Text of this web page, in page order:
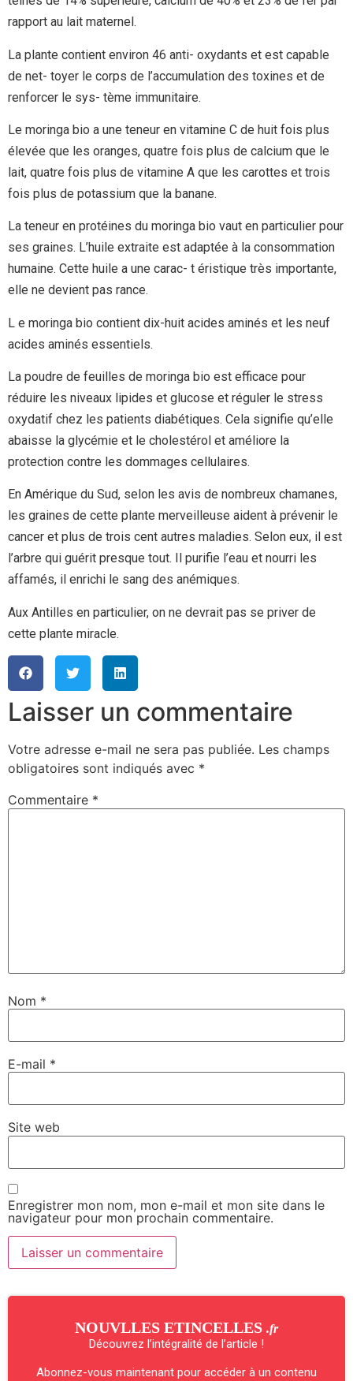
rapport au lait maternel.
La plante contient environ 46 anti- oxydants et est capable
de net- toyer le corps de l’accumulation des toxines et de
renforcer le sys- tème immunitaire.
Le moringa bio a une teneur en vitamine C de huit fois plus
élevée que les oranges, quatre fois plus de calcium que le
lait, quatre fois plus de vitamine A que les carottes et trois
fois plus de potassium que la banane.
La teneur en protéines du moringa bio vaut en particulier pour
ses graines. L’huile extraite est adaptée à la consommation
humaine. Cette huile a une carac- t éristique très importante,
elle ne devient pas rance.
L e moringa bio contient dix-huit acides aminés et les neuf
acides aminés essentiels.
La poudre de feuilles de moringa bio est efficace pour
réduire les niveaux lipides et glucose et réguler le stress
oxydatif chez les patients diabétiques. Cela signifie qu’elle
abaisse la glycémie et le cholestérol et améliore la
protection contre les dommages cellulaires.
En Amérique du Sud, selon les avis de nombreux chamanes,
les graines de cette plante merveilleuse aident à prévenir le
cancer et plus de trois cent autres maladies. Selon eux, il est
l’arbre qui guérit presque tout. Il purifie l’eau et nourri les
affamés, il enrichi le sang des anémiques.
Aux Antilles en particulier, on ne devrait pas se priver de
cette plante miracle.
Laisser un commentaire
Votre adresse e-mail ne sera pas publiée. Les champs
obligatoires sont indiqués avec *
Commentaire *
Nom *
E-mail *
Site web
Enregistrer mon nom, mon e-mail et mon site dans le
navigateur pour mon prochain commentaire.
NOUVLLES ETINCELLES .fr
Découvrez l’intégralité de l’article !
Abonnez-vous maintenant pour accéder à un contenu